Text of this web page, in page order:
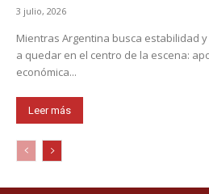
3 julio, 2026
Mientras Argentina busca estabilidad
a quedar en el centro de la escena:
económica...
Leer más